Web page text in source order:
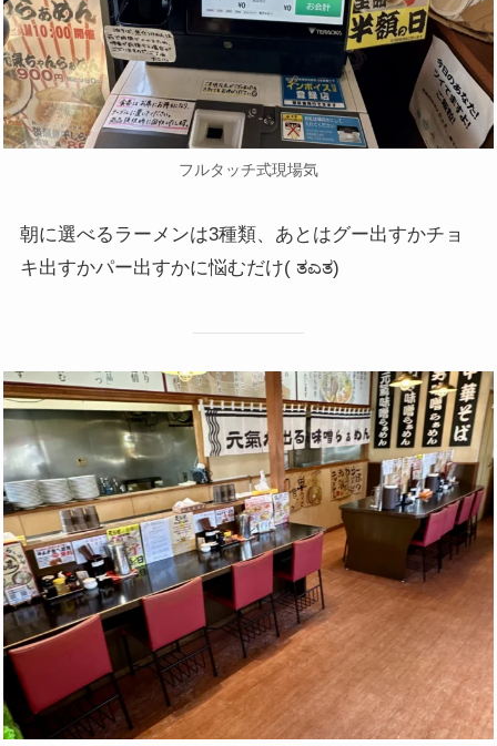
フルタッチ式現場気
朝に選べるラーメンは3種類、あとはグー出すかチョ
キ出すかパー出すかに悩むだけ( ತಎತ)